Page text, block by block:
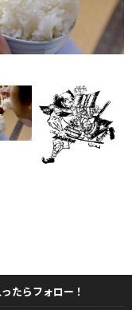
たらフォロー！